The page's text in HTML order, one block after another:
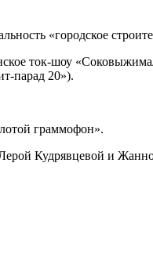
«городское
ток-шоу
парад 20»).
граммофон».
Кудрявцевой и